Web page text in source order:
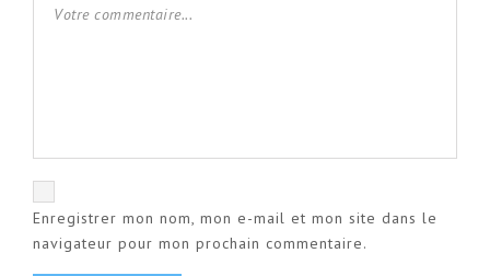
Enregistrer mon nom, mon e-mail et mon site dans le
navigateur pour mon prochain commentaire.